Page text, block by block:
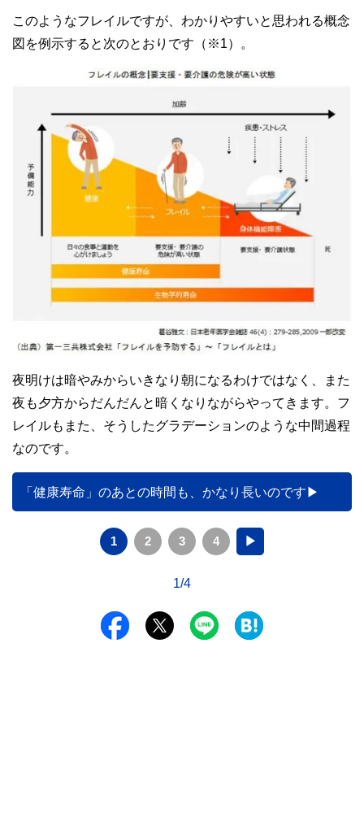
このようなフレイルですが、わかりやすいと思われる概念
図を例示すると次のとおりです（※1）。
夜明けは暗やみからいきなり朝になるわけではなく、また
夜も夕方からだんだんと暗くなりながらやってきます。フ
レイルもまた、そうしたグラデーションのような中間過程
なのです。
「健康寿命」のあとの時間も、かなり長いのです
1 2 3 4 ▶
1/4